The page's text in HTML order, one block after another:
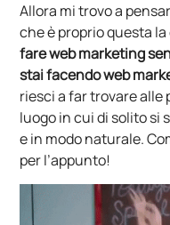
Allora mi trovo a
che è proprio questa
fare web marketing
stai facendo web
riesci a far trovare alle
luogo in cui di solito si
e in modo naturale.
per l’appunto!